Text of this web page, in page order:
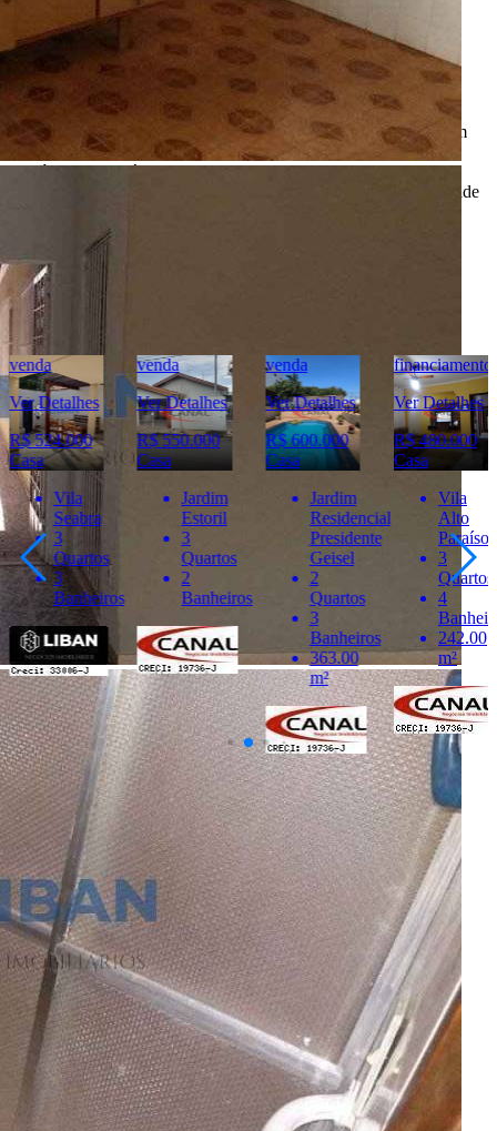
* Valores, disponibilidade e demais informações estão sujeitas à
alterações. SEMPRE consulte o anunciante sobre as condições e
informações atualizadas do imóvel anunciado.
Portal Casa Bauru , incluindo todos seus colaboradores, não
realizam qualquer intermediação e não participam de nenhuma
negociação dos imóveis anunciados.
Todas as informações e imagens deste anúncio fazem parte de um
anúncio publicitário e foram fornecidas pelo anunciante Liban -
Negócios Imobiliários.
não tem controle e não garante a veracidade
Móveis e demais objetos exibidos nas fotos não fazem parte da
oferta. Contate o anunciante para confirmar a disponibilidade e
condições detalhadas para negociação deste imóvel.
Imóveis Similares
venda
Ver Detalhes
R$ 550.000
Casa
Jardim
Estoril
3
Quartos
2
Banheiros
venda
Ver Detalhes
R$ 600.000
Casa
Jardim
Residencial
Presidente
Geisel
2
Quartos
Banheiros
363.00
m²
financiamento
Ver Detalhes
R$ 480.000
Casa
Vila
Alto
Paraíso
3
Quartos
4
Banheiros
242.00
m²
financiamento
Ver Detalhes
R$ 650.000
Casa
Vila
Pacífico
3
Quartos
3
250.00
m²
Últimos Imóveis Visitados
venda
Ver Detalhes
R$ 550.000
Casa
Jardim Carvalho
4 Quartos
3 Banheiros